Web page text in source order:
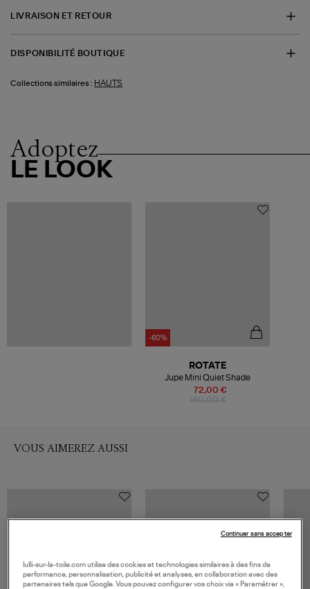
LIVRAISON ET RETOUR
DISPONIBILITÉ BOUTIQUE
Collections similaires : HAUTS
Adoptez
LE LOOK
-60%
72,00 €
ROTATE
Jupe Mini Quiet Shade
VOUS AIMEREZ AUSSI
lulli-sur-la-toile.com utilise des cookies et technologies similaires à des fins de
performance, personnalisation, publicité et analyses, en collaboration avec des
partenaires tels que Google. Vous pouvez configurer vos choix via « Paramétrer »,
Continuer sans accepter